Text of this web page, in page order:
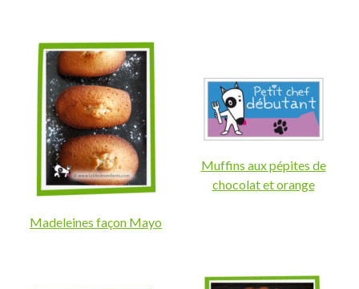
Madeleines façon Mayo
Muffins aux pépites de
chocolat et orange